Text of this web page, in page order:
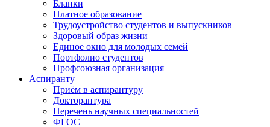
Бланки
Платное образование
Трудоустройство студентов и выпускников
Здоровый образ жизни
Единое окно для молодых семей
Портфолио студентов
Профсоюзная организация
Аспиранту
Приём в аспирантуру
Докторантура
Перечень научных специальностей
ФГОС